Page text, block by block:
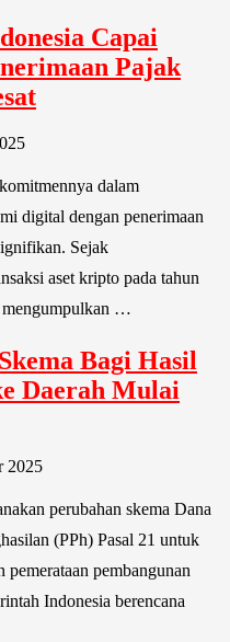
Capai
Pajak
dalam
digital dengan penerimaan
Sejak
aset kripto pada tahun
mengumpulkan …
Bagi Hasil
Daerah Mulai
2025
perubahan skema Dana
(PPh) Pasal 21 untuk
pemerataan pembangunan
Indonesia berencana